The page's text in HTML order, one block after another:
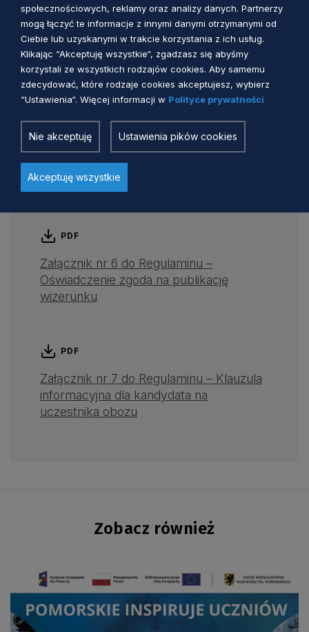
PDF
Załącznik nr 4 do Regulaminu –
Zaświadczenie o pobieraniu nauki
PDF
Załącznik nr 5 do Regulaminu –
Oświadczenie - zgoda rodzica na udział
dziecka w Obozie
PDF
Załącznik nr 6 do Regulaminu –
Oświadczenie zgoda na publikację
wizerunku
PDF
Załącznik nr 7 do Regulaminu – Klauzula
informacyjna dla kandydata na
uczestnika obozu
Zobacz również
społecznościowych, reklamy oraz analizy danych. Partnerzy
mogą łączyć te informacje z innymi danymi otrzymanymi od
Ciebie lub uzyskanymi w trakcie korzystania z ich usług.
Klikając “Akceptuję wszystkie“, zgadzasz się abyśmy
korzystali ze wszystkich rodzajów cookies. Aby samemu
zdecydować, które rodzaje cookies akceptujesz, wybierz
“Ustawienia“. Więcej informacji w Polityce prywatności
Nie akceptuję Ustawienia pików cookies
Akceptuję wszystkie